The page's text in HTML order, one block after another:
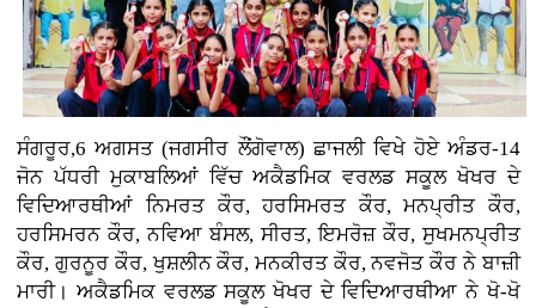
ਸੰਗਰੂਰ,6 ਅਗਸਤ (ਜਗਸੀਰ ਲੌਂਗੋਵਾਲ)ਛਾਜਲੀ ਵਿਖੇ ਹੋਏ ਅੰਡਰ-14
ਜੋਨ ਪੱਧਰੀ ਮੁਕਾਬਲਿਆਂ ਵਿੱਚ ਅਕੈਡਮਿਕ ਵਰਲਡ ਸਕੂਲ ਖੋਖਰ ਦੇ
ਵਿਦਿਆਰਥੀਆਂ ਨਿਮਰਤ ਕੌਰ, ਹਰਸਿਮਰਤ ਕੌਰ, ਮਨਪ੍ਰੀਤ ਕੌਰ,
ਹਰਸਿਮਰਨ ਕੌਰ, ਨਵਿਆ ਬੰਸਲ, ਸੀਰਤ, ਇਮਰੋਜ਼ ਕੌਰ, ਸੁਖਮਨਪ੍ਰੀਤ
ਕੌਰ, ਗੁਰਨੂਰ ਕੌਰ, ਖੁਸ਼ਲੀਨ ਕੌਰ, ਮਨਕੀਰਤ ਕੌਰ, ਨਵਜੋਤ ਕੌਰ ਨੇ ਬਾਜ਼ੀ
ਮਾਰੀ। ਅਕੈਡਮਿਕ ਵਰਲਡ ਸਕੂਲ ਖੋਖਰ ਦੇ ਵਿਦਿਆਰਥੀਆ ਨੇ ਖੋ-ਖੋ